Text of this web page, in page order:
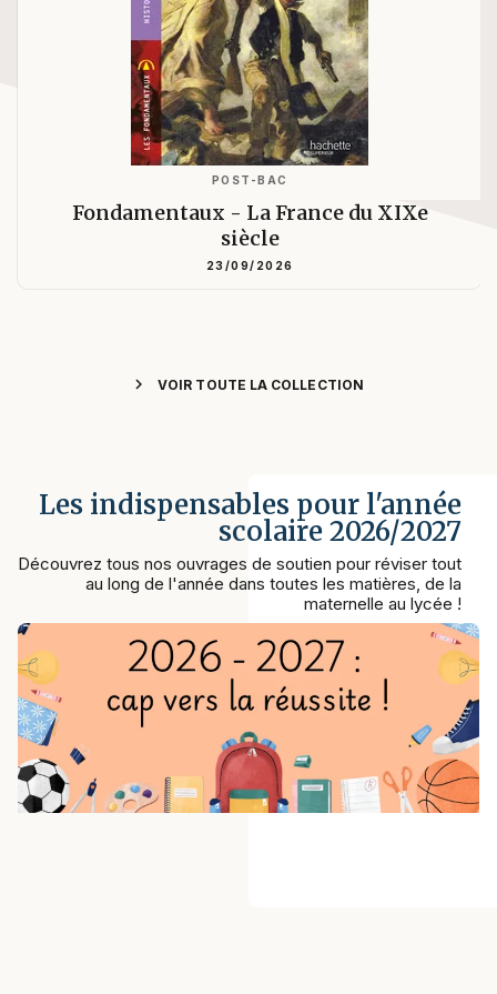
POST-BAC
Fondamentaux - La France du XIXe
siècle
23/09/2026
chevron_right VOIR TOUTE LA COLLECTION
Les indispensables pour l'année
scolaire 2026/2027
Découvrez tous nos ouvrages de soutien pour réviser tout
au long de l'année dans toutes les matières, de la
maternelle au lycée !